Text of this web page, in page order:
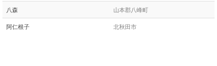
八森 山本郡八峰町
阿仁根子 北秋田市